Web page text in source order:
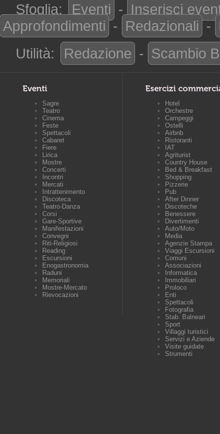
Sfoglia: Eventi - Inserisci
Approfondimenti - Redazionali -
Utilità:
Redazione - Scambio
Eventi
Sagre
Teatro
Cinema
Feste
Spettacoli
Cabaret
Fiere
Lirica
Mostre
Concerti
Incontri
Mercati
Intrattenimento
Discoteca
Teatro-Danza
Corsi
Gare-Sportive
Manifestazioni
Convegni
Riti-Religiosi
Reading
Escursioni
Enogastronomia
Raduni
Memoriali
Mostre-Mercato
Rievocazioni
Esercizi
Hotel
Orchestre
Campeggi
Ostelli
Airbnb
Ristoranti
IAT
Agriturist
Country House
Bed & Breakfast
Shopping
Pizzerie
Pub
After Dinner
Discoteche
Benessere
Divertimenti
Auto/Moto
Media
Agenzie Stampa
Viaggi Escursioni
Comuni
Associazioni
Informatica
Immobiliari
Proloco
Enti
Spettacoli
Fotografia
Stab. Balneari
Sport
Villaggi turistici
Servizi e Aziende
Visite guidate
Strumenti